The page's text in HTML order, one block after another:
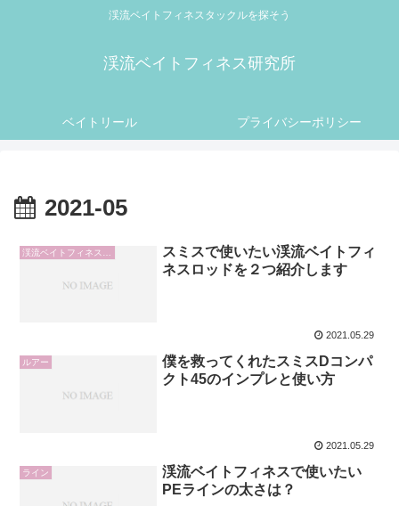
渓流ベイトフィネスタックルを探そう
渓流ベイトフィネス研究所
ベイトリール プライバシーポリシー
2021-05
スミスで使いたい渓流ベイトフィ
ネスロッドを２つ紹介します
2021.05.29
ルアー
僕を救ってくれたスミスDコンパ
クト45のインプレと使い方
2021.05.29
ライン
渓流ベイトフィネスで使いたい
PEラインの太さは？